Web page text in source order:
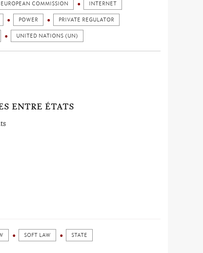
EUROPEAN COMMISSION INTERNET
POWER PRIVATE REGULATOR
UNITED NATIONS (UN)
ENTRE ÉTATS
SOFT LAW STATE